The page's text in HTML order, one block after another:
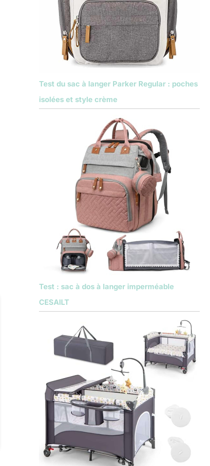
Test du sac à langer Parker Regular : poches
isolées et style crème
Test : sac à dos à langer imperméable
CESAILT